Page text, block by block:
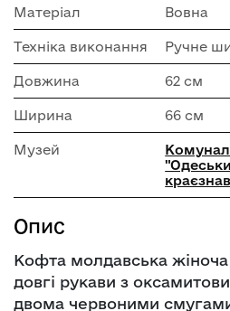
Матеріал Вовна
Техніка виконання Ручне
Довжина 62 см
Ширина 66 см
Музей
Опис
Кофта молдавська жіноча
довгі рукави з
двома червоними